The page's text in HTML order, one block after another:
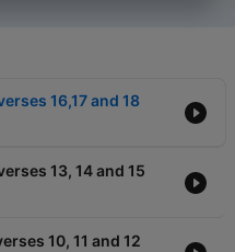
16,17 and 18
13, 14 and 15
10, 11 and 12